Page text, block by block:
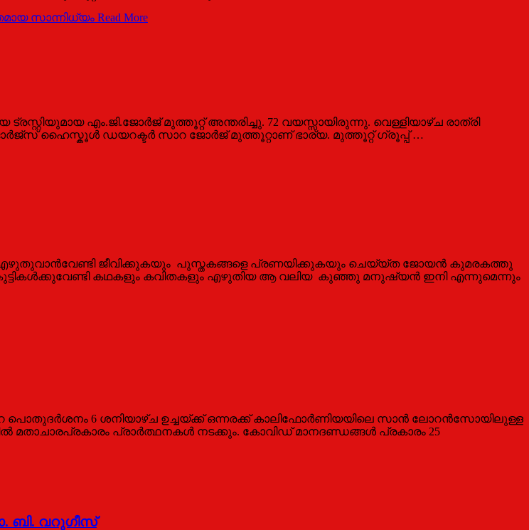
സാന്നിധ്യം Read More
എം.ജി.ജോർജ് മുത്തൂറ്റ് അന്തരിച്ചു. 72 വയസ്സായിരുന്നു. വെള്ളിയാഴ്ച രാത്രി
ഹൈസ്കൂൾ ഡയറക്ടർ സാറ ജോർജ് മുത്തൂറ്റാണ് ഭാര്യ. മുത്തൂറ്റ് ഗ്രൂപ്പ് …
എഴുതുവാന്‍വേണ്ടി ജീവിക്കുകയും പുസ്തകങ്ങളെ പ്രണയിക്കുകയും ചെയ്യ്ത ജോയന്‍ കുമരകത്തു
കഥകളും കവിതകളും എഴുതിയ ആ വലിയ കുഞ്ഞു മനുഷ്യന്‍ ഇനി എന്നുമെന്നും
6 ശനിയാഴ്ച ഉച്ചയ്ക്ക് ഒന്നരക്ക് കാലിഫോര്‍ണിയയിലെ സാന്‍ ലോറന്‍സോയിലുള്ള
പ്രാര്‍ത്ഥനകള്‍ നടക്കും. കോവിഡ് മാനദണ്ഡങ്ങള്‍ പ്രകാരം 25
ബി. വറുഗീസ്